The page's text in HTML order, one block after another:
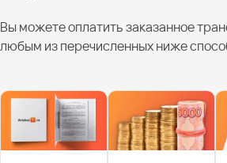
Вы можете оплатить заказанное
любым из перечисленных ниже